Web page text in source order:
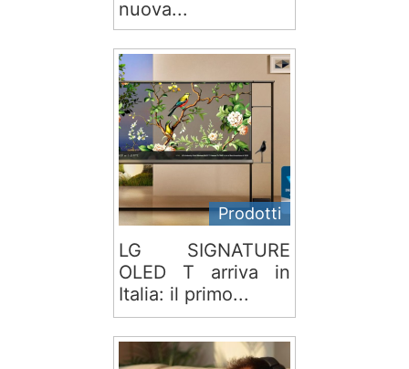
nuova...
Prodotti
LG SIGNATURE
OLED T arriva in
Italia: il primo...